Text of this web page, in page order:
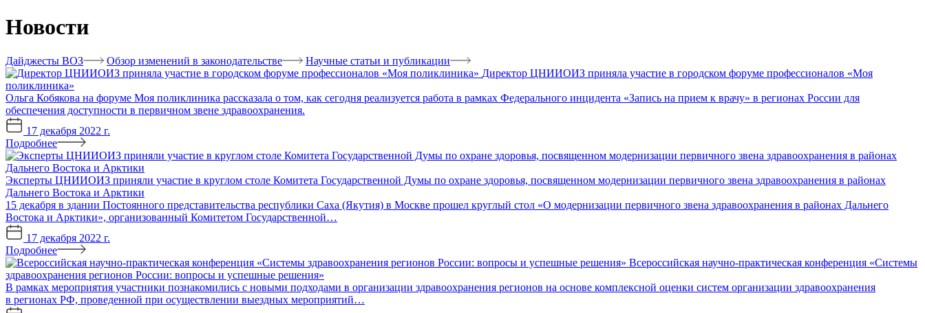
Новости
Дайджесты ВОЗ Обзор изменений в законодательстве
Научные статьи и публикации
Директор ЦНИИОИЗ приняла участие в городском форуме профессионалов «Моя
поликлиника»
Ольга Кобякова на форуме Моя поликлиника рассказала о том, как сегодня реализуется работа в рамках Федерального инцидента «Запись на прием к врачу» в регионах России для
обеспечения доступности в первичном звене здравоохранения.
17 декабря 2022 г.
Подробнее
Эксперты ЦНИИОИЗ приняли участие в круглом столе Комитета Государственной Думы по охране здоровья, посвященном модернизации первичного звена здравоохранения в районах
Дальнего Востока и Арктики
15 декабря в здании Постоянного представительства республики Саха (Якутия) в Москве прошел круглый стол «О модернизации первичного звена здравоохранения в районах Дальнего
Востока и Арктики», организованный Комитетом Государственной…
17 декабря 2022 г.
Подробнее
Всероссийская научно-практическая конференция «Системы
здравоохранения регионов России: вопросы и успешные решения»
В рамках мероприятия участники познакомились с новыми подходами в организации здравоохранения регионов на основе комплексной оценки систем организации здравоохранения
в регионах РФ, проведенной при осуществлении выездных мероприятий…